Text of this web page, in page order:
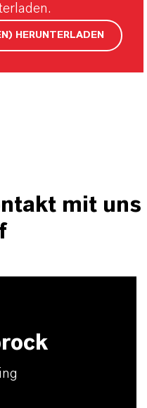
HERUNTERLADEN
mit uns